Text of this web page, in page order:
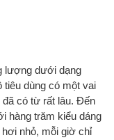
lượng dưới dạng
tiêu dùng có một vai
có từ rất lâu. Đến
hàng trăm kiểu dáng
nhỏ, mỗi giờ chỉ